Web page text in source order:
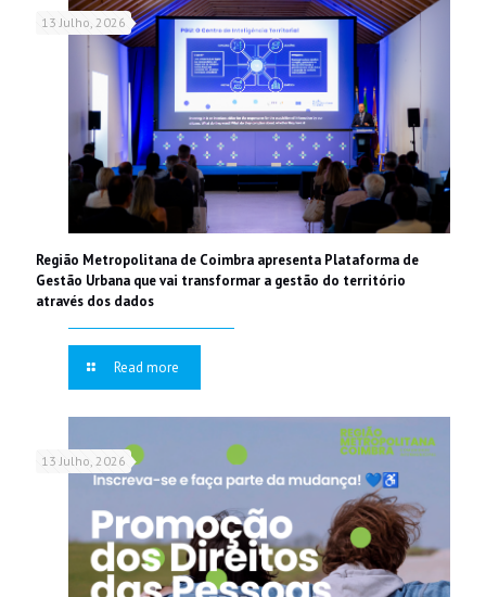
13 Julho, 2026
Região Metropolitana de Coimbra apresenta Plataforma de
Gestão Urbana que vai transformar a gestão do território
através dos dados
Read more
13 Julho, 2026